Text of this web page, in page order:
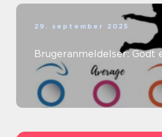
29. september 2025
Brugeranmeldelser: Godt